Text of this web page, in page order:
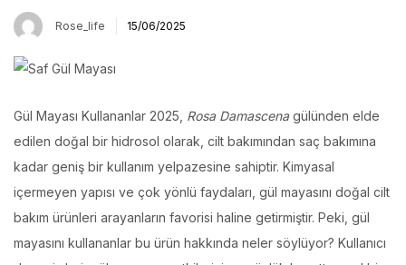
Rose_life 15/06/2025
Gül Mayası Kullananlar 2025, Rosa Damascena gülünden elde
edilen doğal bir hidrosol olarak, cilt bakımından saç bakımına
kadar geniş bir kullanım yelpazesine sahiptir. Kimyasal
içermeyen yapısı ve çok yönlü faydaları, gül mayasını doğal cilt
bakım ürünleri arayanların favorisi haline getirmiştir. Peki, gül
mayasını kullananlar bu ürün hakkında neler söylüyor? Kullanıcı
Beni Hatırla
Create an account